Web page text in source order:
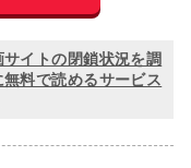
サイトの閉鎖状況を調
料で読めるサービス